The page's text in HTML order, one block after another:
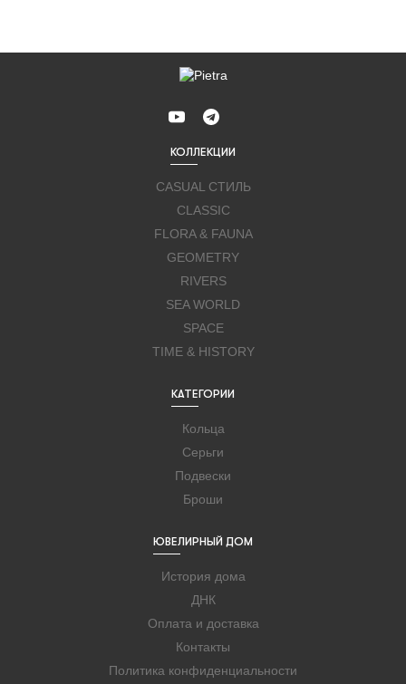
КОЛЛЕКЦИИ
CASUAL СТИЛЬ
CLASSIC
FLORA & FAUNA
GEOMETRY
RIVERS
SEA WORLD
SPACE
TIME & HISTORY
КАТЕГОРИИ
Кольца
Серьги
Подвески
Броши
ЮВЕЛИРНЫЙ ДОМ
История дома
ДНК
Оплата и доставка
Контакты
Политика конфиденциальности